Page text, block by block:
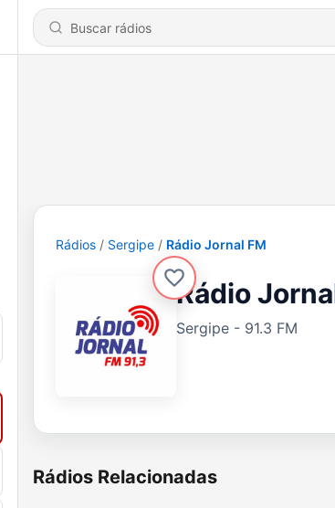
Rádios Sergipe Rádio Jornal FM
Rádio
Sergipe - 91.3 FM
Rádios Relacionadas